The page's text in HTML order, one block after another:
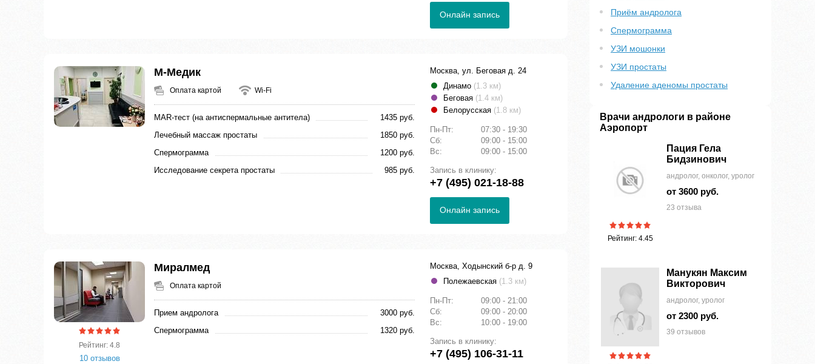
Онлайн запись
М-Медик
Оплата картой Wi-Fi
MAR-тест (на антиспермальные антитела)
1435 руб.
Лечебный массаж простаты
1850 руб.
Спермограмма
1200 руб.
Исследование секрета простаты
985 руб.
Москва, ул. Беговая д. 24
Динамо (1.3 км)
Беговая (1.4 км)
Белорусская (1.8 км)
Пн-Пт:
07:30 - 19:30
Сб:
09:00 - 15:00
Вс:
09:00 - 15:00
Запись в клинику:
+7 (495) 021-18-88
Онлайн запись
Рейтинг: 4.8
10 отзывов
Миралмед
Оплата картой
Прием андролога
3000 руб.
Спермограмма
1320 руб.
Москва, Ходынский б-р д. 9
Полежаевская (1.3 км)
Пн-Пт:
09:00 - 21:00
Сб:
09:00 - 20:00
Вс:
10:00 - 19:00
Запись в клинику:
+7 (495) 106-31-11
Приём андролога
Спермограмма
УЗИ мошонки
УЗИ простаты
Удаление аденомы простаты
Врачи андрологи в районе
Аэропорт
Рейтинг: 4.45
Пация Гела
Бидзинович
андролог, онколог, уролог
от 3600 руб.
23 отзыва
Манукян Максим
Викторович
андролог, уролог
от 2300 руб.
39 отзывов